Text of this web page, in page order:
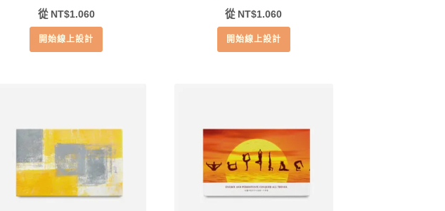
從 NT$1.060
開始線上設計
從 NT$1.060
開始線上設計